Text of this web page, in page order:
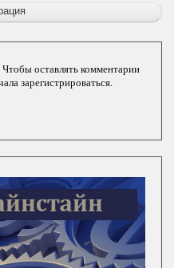
оставлять комментарии
зарегистрироваться.